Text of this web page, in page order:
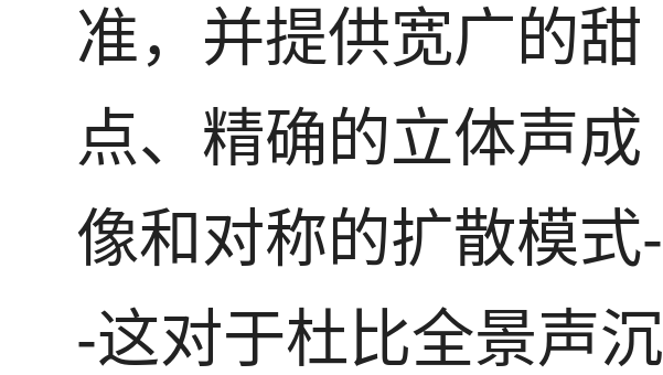
准，并提供宽广的甜
点、精确的立体声成
像和对称的扩散模式-
-这对于杜比全景声沉